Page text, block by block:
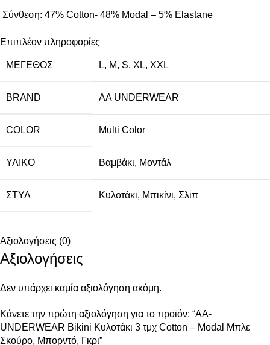
Σύνθεση: 47% Cotton- 48% Modal – 5% Elastane
Επιπλέον πληροφορίες
ΜΈΓΕΘΟΣ L, M, S, XL, XXL
BRAND AA UNDERWEAR
COLOR Multi Color
ΥΛΙΚΌ Βαμβάκι, Μοντάλ
ΣΤΥΛ Κυλοτάκι, Μπικίνι, Σλιπ
Αξιολογήσεις (0)
Αξιολογήσεις
Δεν υπάρχει καμία αξιολόγηση ακόμη.
Κάνετε την πρώτη αξιολόγηση για το προϊόν: “AA-
UNDERWEAR Bikini Κυλοτάκι 3 τμχ Cotton – Modal Μπλε
Σκούρο, Μπορντό, Γκρι”